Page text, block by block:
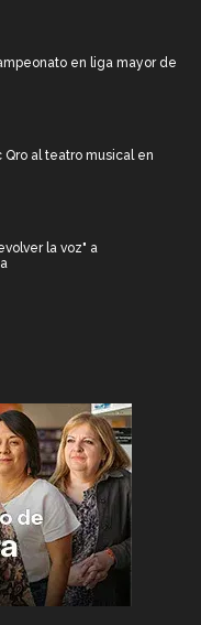
en liga mayor de
al teatro musical en
la voz" a